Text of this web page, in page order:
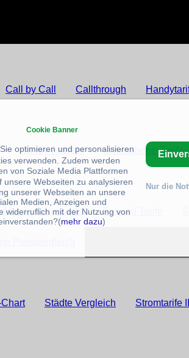
Call by Call Callthrough
Handy-Flatrate Smartphone-Tarife
Mobile Datentarife Prepaid Tarife
Städte Vergleich Stromtarife II
Cookie Banner
optimieren und personalisieren
verwenden. Zudem werden
von Soziale Media Plattformen
Webseiten zu analysieren
unserer Webseiten an unsere
Medien, Anzeigen und
widerruflich mit der Nutzung von
mehr dazu)
Nur die